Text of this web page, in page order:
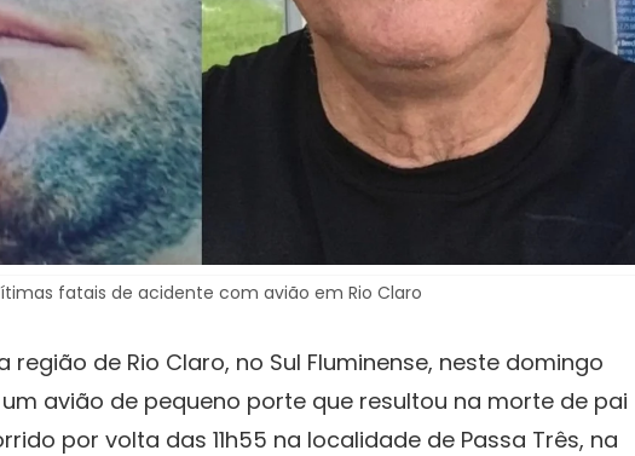
fatais de acidente com avião em Rio Claro
de Rio Claro, no Sul Fluminense, neste domingo
avião de pequeno porte que resultou na morte de pai
por volta das 11h55 na localidade de Passa Três, na